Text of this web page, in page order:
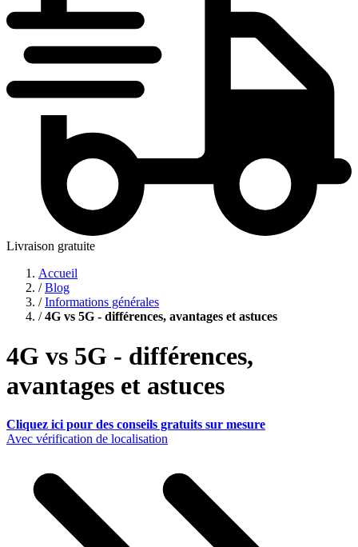
Livraison gratuite
Accueil
/Blog
/Informations générales
/4G vs 5G - différences, avantages et astuces
4G vs 5G - différences,
avantages et astuces
Cliquez ici pour des conseils gratuits sur mesure
Avec vérification de localisation